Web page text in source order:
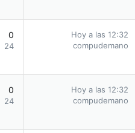
0
24
Hoy a las 12:32
compudemano
0
24
Hoy a las 12:32
compudemano